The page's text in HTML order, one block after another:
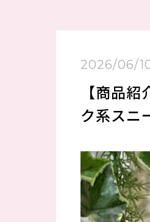
2026/06/
【商品
ク系スニ